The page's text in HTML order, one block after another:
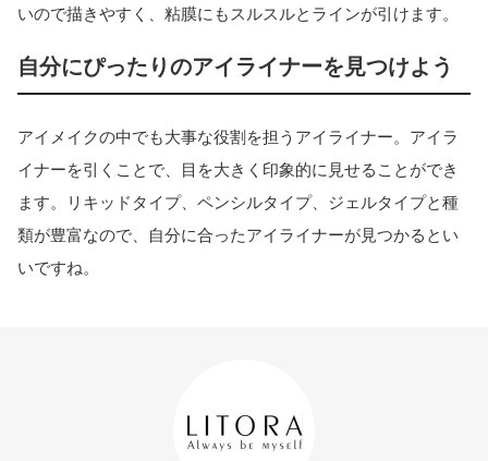
いので描きやすく、粘膜にもスルスルとラインが引けます。
自分にぴったりのアイライナーを見つけよう
アイメイクの中でも大事な役割を担うアイライナー。アイラ
イナーを引くことで、目を大きく印象的に見せることができ
ます。リキッドタイプ、ペンシルタイプ、ジェルタイプと種
類が豊富なので、自分に合ったアイライナーが見つかるとい
いですね。